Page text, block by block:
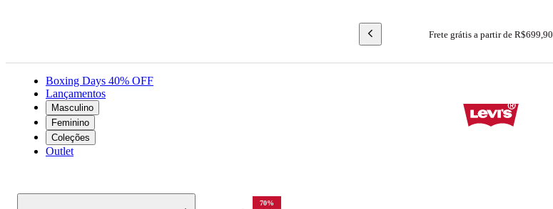
Frete grátis a partir de R$699,90
Boxing Days 40% OFF
Lançamentos
Masculino
Feminino
Coleções
Outlet
Filtros
Ordenar por:
70%